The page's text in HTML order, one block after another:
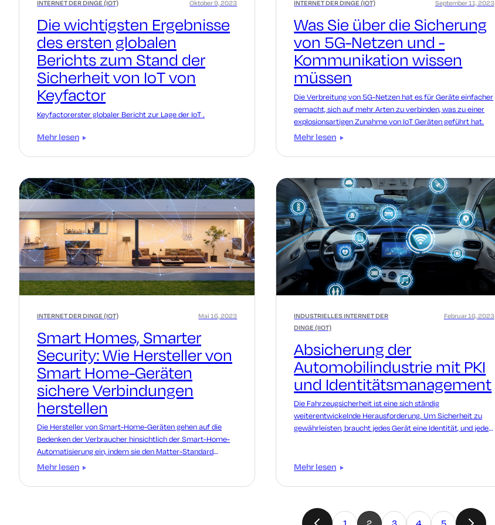
INTERNET DER DINGE (IOT)
Die wichtigsten Ergebnisse
des ersten globalen
Berichts zum Stand der
Sicherheit von IoT von
Keyfactor
Oktober 9, 2023
Keyfactorerster globaler Bericht zur Lage der IoT .
Mehr lesen
INTERNET DER DINGE (IOT)
Was Sie über die Sicherung
von 5G-Netzen und -
Kommunikation wissen
müssen
September 11, 2023
Die Verbreitung von 5G-Netzen hat es für Geräte einfacher
gemacht, sich auf mehr Arten zu verbinden, was zu einer
explosionsartigen Zunahme von IoT Geräten geführt hat.
Mehr lesen
INTERNET DER DINGE (IOT)
Smart Homes, Smarter
Security: Wie Hersteller von
Smart Home-Geräten
sichere Verbindungen
herstellen
Mai 16, 2023
Die Hersteller von Smart-Home-Geräten gehen auf die
Bedenken der Verbraucher hinsichtlich der Smart-Home-
Automatisierung ein, indem sie den Matter-Standard
übernehmen. Mehr erfahren!
Mehr lesen
INDUSTRIELLES INTERNET DER
DINGE (IIOT)
Absicherung der
Automobilindustrie mit PKI
und Identitätsmanagement
Februar 16, 2023
Die Fahrzeugsicherheit ist eine sich ständig
weiterentwickelnde Herausforderung. Um Sicherheit zu
gewährleisten, braucht jedes Gerät eine Identität, und jede
Mehr lesen